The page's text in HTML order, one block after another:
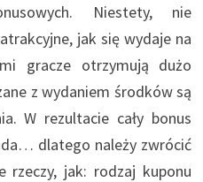
Niestety, nie
jak się wydaje na
gracze otrzymują dużo
z wydaniem środków są
W rezultacie cały bonus
dlatego należy zwrócić
rzeczy, jak: rodzaj kuponu